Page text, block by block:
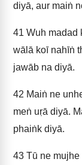
diyā, aur maiṅ
41 Wuh madad
wālā koī nahīṅ
jawāb na diyā.
42 Maiṅ ne
meṅ uṛā diyā.
phaiṅk diyā.
43 Tū ne